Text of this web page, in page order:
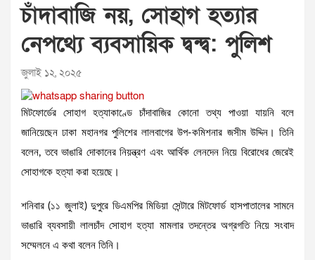
চাঁদাবাজি নয়, সোহাগ হত্যার
নেপথ্যে ব্যবসায়িক দ্বন্দ্ব: পুলিশ
জুলাই ১২, ২০২৫
মিটফোর্ডের সোহাগ হত্যাকাণ্ডে চাঁদাবাজির কোনো তথ্য পাওয়া যায়নি বলে
জানিয়েছেন ঢাকা মহানগর পুলিশের লালবাগের উপ-কমিশনার জসীম উদ্দিন। তিনি
বলেন, তবে ভাঙারি দোকানের নিয়ন্ত্রণ এবং আর্থিক লেনদেন নিয়ে বিরোধের জেরেই
সোহাগকে হত্যা করা হয়েছে।
শনিবার (১১ জুলাই) দুপুরে ডিএমপির মিডিয়া সেন্টারে মিটফোর্ড হাসপাতালের সামনে
ভাঙারি ব্যবসায়ী লালচাঁদ সোহাগ হত্যা মামলার তদন্তের অগ্রগতি নিয়ে সংবাদ
সম্মেলনে এ কথা বলেন তিনি।